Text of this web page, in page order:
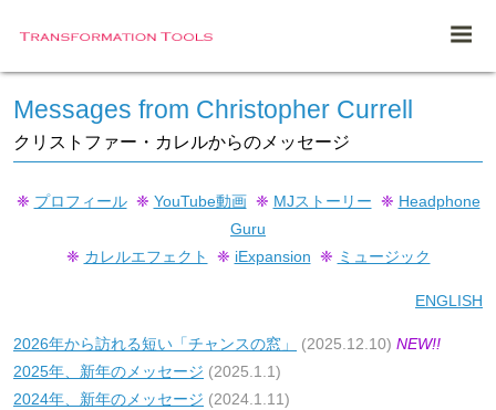
Messages from Christopher Currell
クリストファー・カレルからのメッセージ
❈ プロフィール ❈ YouTube動画 ❈ MJストーリー ❈ Headphone
Guru
❈ カレルエフェクト ❈ iExpansion ❈ ミュージック
ENGLISH
2026年から訪れる短い「チャンスの窓」 (2025.12.10) NEW!!
2025年、新年のメッセージ (2025.1.1)
2024年、新年のメッセージ (2024.1.11)